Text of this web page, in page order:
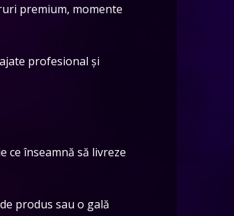
premium, momente
profesional și
ce înseamnă să livreze
produs sau o gală